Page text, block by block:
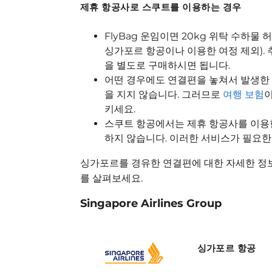
제휴 항공사로 스쿠트를 이용하는 경우
FlyBag 운임이면 20kg 위탁 수하물
싱가포르 항공이나 이용한 여정 제외).
을 별도로 구매하시면 됩니다.
어떤 경우에도 연결편을 놓쳐서 발생
을 지지 않습니다. 그러므로 여행 보험
키세요.
스쿠트 항공에서는 제휴 항공사를 이
하지 않습니다. 이러한 서비스가 필요
싱가포르를 경유한 연결편에 대한 자세한
를 살펴보세요.
Singapore Airlines Group
싱가포르 항공